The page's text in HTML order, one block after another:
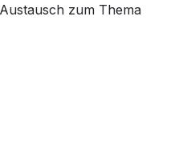
zum Thema